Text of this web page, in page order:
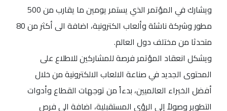
ويشارك في المؤتمر الذي يستمر يومين ما يقارب من 500
مطور وشركة ناشئة وألعاب الكترونية، اضافة الى أكثر من 80
متحدثا من مختلف دول العالم.
ويشكل انعقاد المؤتمر فرصة للمشاركين للاطلاع على
المحتوى الجديد في صناعة الالعاب الالكترونية من خلال
أفضل الخبراء العالميين، بدءاً من توجهات القطاع وأدوات
التطوير وصولاً إلى الرؤى المستقبلية، اضافة الى فرص